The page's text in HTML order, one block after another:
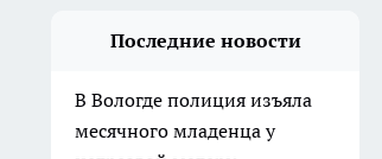
Последние новости
В Вологде полиция изъяла
месячного младенца у